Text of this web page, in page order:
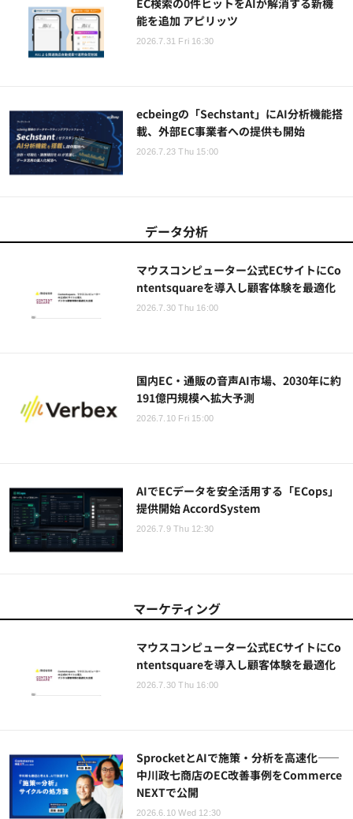
能を追加 アピリッツ
2026.7.31 Fri 16:30
ecbeingの「Sechstant」にAI分析機能搭
載、外部EC事業者への提供も開始
2026.7.23 Thu 15:00
データ分析
マウスコンピューター公式ECサイトにCo
ntentsquareを導入し顧客体験を最適化
2026.7.30 Thu 16:00
国内EC・通販の音声AI市場、2030年に約
191億円規模へ拡大予測
2026.7.10 Fri 15:00
AIでECデータを安全活用する「ECops」
提供開始 AccordSystem
2026.7.9 Thu 12:30
マーケティング
マウスコンピューター公式ECサイトにCo
ntentsquareを導入し顧客体験を最適化
2026.7.30 Thu 16:00
SprocketとAIで施策・分析を高速化――
中川政七商店のEC改善事例をCommerce
NEXTで公開
2026.6.10 Wed 12:30